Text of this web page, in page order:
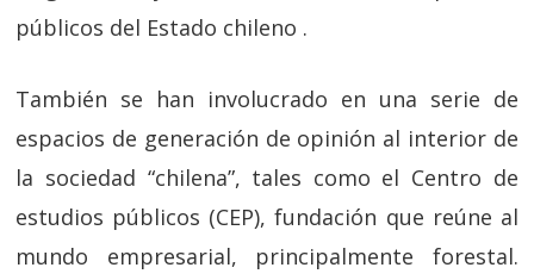
públicos del Estado chileno .
También se han involucrado en una serie de
espacios de generación de opinión al interior de
la sociedad “chilena”, tales como el Centro de
estudios públicos (CEP), fundación que reúne al
mundo empresarial, principalmente forestal.